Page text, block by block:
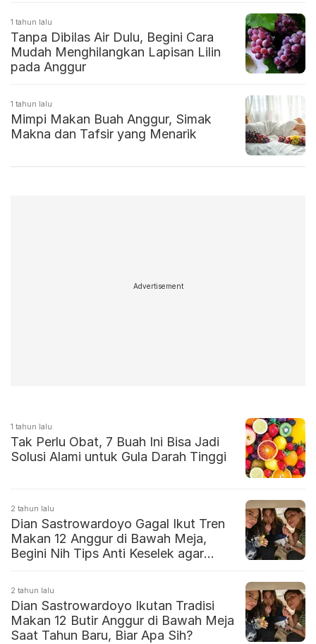
1 tahun lalu
Tanpa Dibilas Air Dulu, Begini Cara
Mudah Menghilangkan Lapisan Lilin
pada Anggur
1 tahun lalu
Mimpi Makan Buah Anggur, Simak
Makna dan Tafsir yang Menarik
Advertisement
1 tahun lalu
Tak Perlu Obat, 7 Buah Ini Bisa Jadi
Solusi Alami untuk Gula Darah Tinggi
2 tahun lalu
Dian Sastrowardoyo Gagal Ikut Tren
Makan 12 Anggur di Bawah Meja,
Begini Nih Tips Anti Keselek agar
2 tahun lalu
Dian Sastrowardoyo Ikutan Tradisi
Makan 12 Butir Anggur di Bawah Meja
Saat Tahun Baru, Biar Apa Sih?